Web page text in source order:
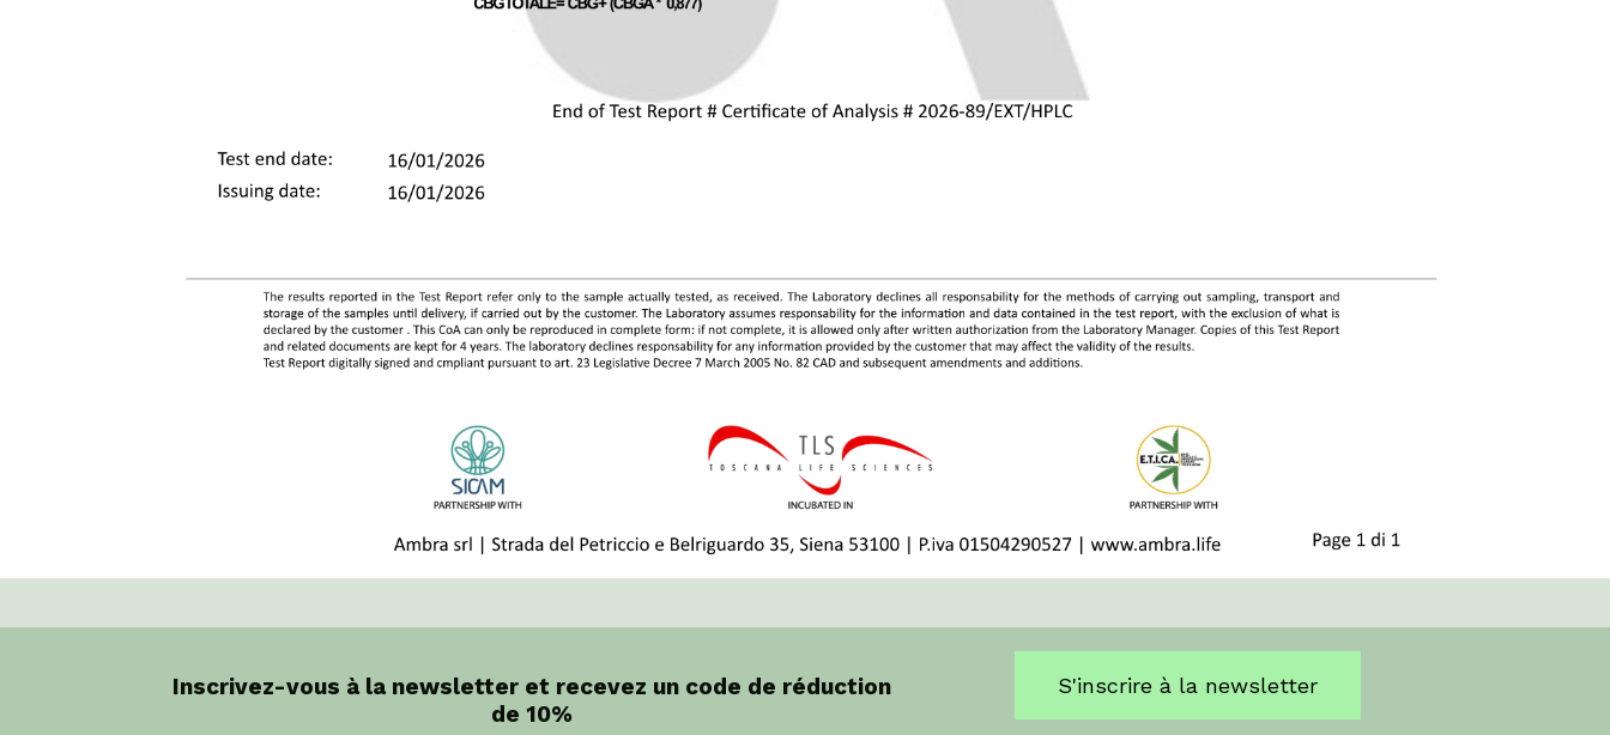
Inscrivez-vous à la newsletter et recevez un code de réduction
de 10%
S'inscrire à la newsletter